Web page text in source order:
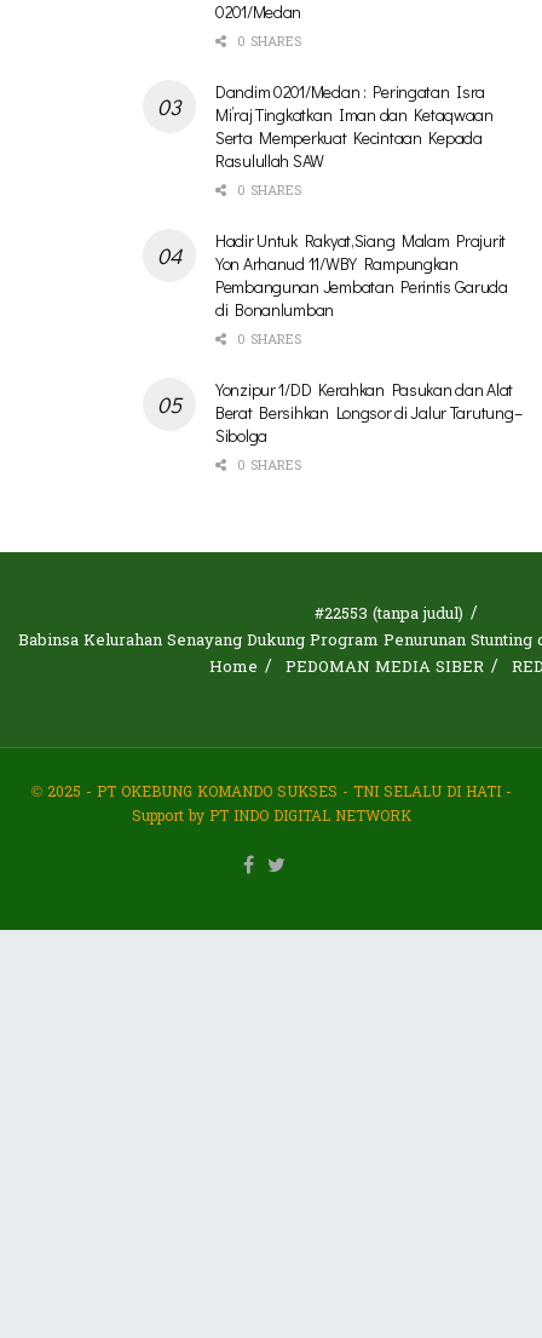
0201/Medan
0 SHARES
Dandim 0201/Medan : Peringatan Isra
Mi’raj Tingkatkan Iman dan Ketaqwaan
Serta Memperkuat Kecintaan Kepada
Rasulullah SAW
0 SHARES
Hadir Untuk Rakyat,Siang Malam Prajurit
Yon Arhanud 11/WBY Rampungkan
Pembangunan Jembatan Perintis Garuda
di Bonanlumban
0 SHARES
Yonzipur 1/DD Kerahkan Pasukan dan Alat
Berat Bersihkan Longsor di Jalur Tarutung–
Sibolga
0 SHARES
#22553 (tanpa judul)
Babinsa Kelurahan Senayang Dukung Program Penurunan
Home
PEDOMAN MEDIA SIBER
© 2025 - PT OKEBUNG KOMANDO SUKSES - TNI SELALU DI HATI -
Support by PT INDO DIGITAL NETWORK